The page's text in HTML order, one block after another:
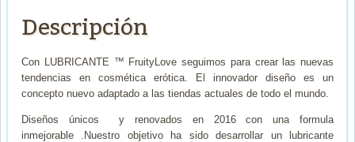
ML
cantidad
Descripción
Con LUBRICANTE ™ FruityLove seguimos para crear las nuevas
tendencias en cosmética erótica. El innovador diseño es un
concepto nuevo adaptado a las tiendas actuales de todo el mundo.
Diseños únicos y renovados en 2016 con una formula
inmejorable .Nuestro objetivo ha sido desarrollar un lubricante